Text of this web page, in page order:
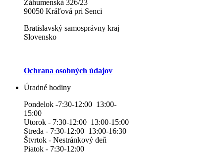
Záhumenská 326/23
90050 Kráľová pri Senci
Bratislavský samosprávny kraj
Slovensko
Ochrana osobných údajov
Úradné hodiny
Pondelok -7:30-12:00 13:00-
15:00
Utorok - 7:30-12:00 13:00-15:00
Streda - 7:30-12:00 13:00-16:30
Štvrtok - Nestránkový deň
Piatok - 7:30-12:00